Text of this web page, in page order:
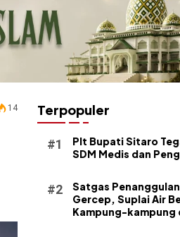
14 Terpopuler
​Plt Bupati Sitaro
SDM Medis dan
Satgas
Gercep, Suplai Air
Kampung-kampung